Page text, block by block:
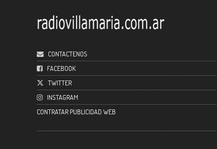
CONTACTENOS
FACEBOOK
TWITTER
INSTAGRAM
CONTRATAR PUBLICIDAD WEB